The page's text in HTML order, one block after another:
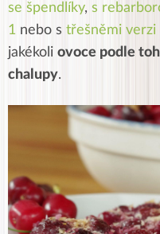
se špendlíky, s
1 nebo s třešněmi verzi
jakékoli ovoce podle
chalupy.